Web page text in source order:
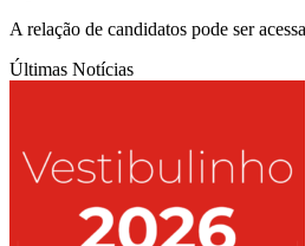
A relação de candidatos pode ser
Últimas Notícias